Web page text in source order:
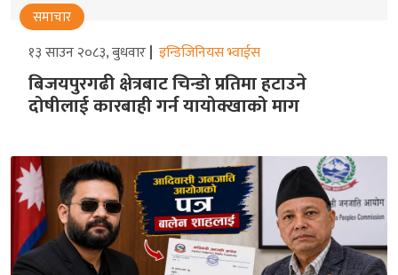
समाचार
१३ साउन २०८३, बुधवार इन्डिजिनियस भ्वाईस
बिजयपुरगढी क्षेत्रबाट चिन्डो प्रतिमा हटाउने
दोषीलाई कारबाही गर्न यायोक्खाको माग